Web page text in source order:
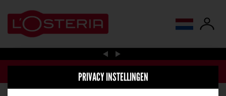
PRIVACY INSTELLINGEN
taal wijzigen